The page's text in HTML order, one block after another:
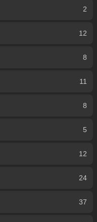
2
12
8
11
8
5
12
24
37